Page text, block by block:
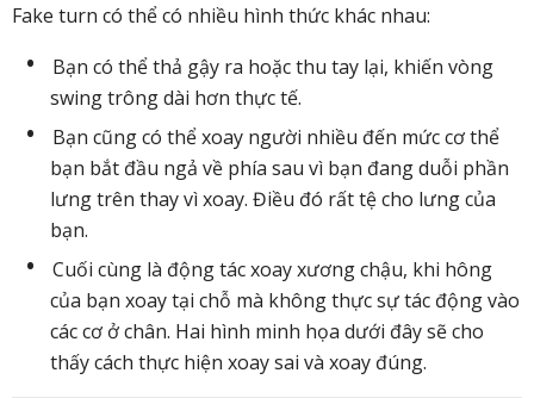
Fake turn có thể có nhiều hình thức khác nhau:
Bạn có thể thả gậy ra hoặc thu tay lại, khiến vòng
swing trông dài hơn thực tế.
Bạn cũng có thể xoay người nhiều đến mức cơ thể
bạn bắt đầu ngả về phía sau vì bạn đang duỗi phần
lưng trên thay vì xoay. Điều đó rất tệ cho lưng của
bạn.
Cuối cùng là động tác xoay xương chậu, khi hông
của bạn xoay tại chỗ mà không thực sự tác động vào
các cơ ở chân. Hai hình minh họa dưới đây sẽ cho
thấy cách thực hiện xoay sai và xoay đúng.